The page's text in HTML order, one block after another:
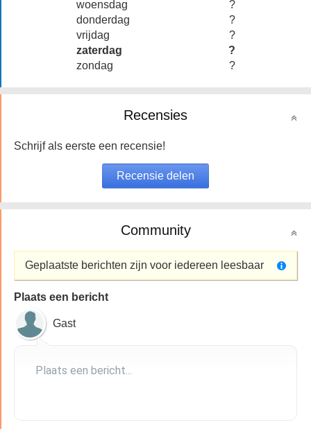
woensdag
?
donderdag
?
vrijdag
?
zaterdag
?
zondag
?
Recensies
Schrijf als eerste een recensie!
Community
Geplaatste berichten zijn voor iedereen leesbaar
Plaats een bericht
Gast